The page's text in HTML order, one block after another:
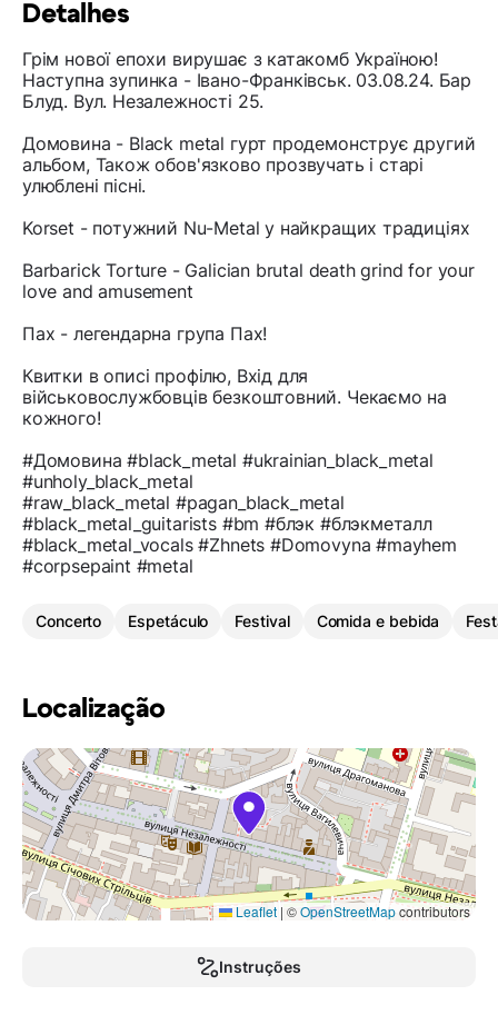
Detalhes
Грім нової епохи вирушає з катакомб Україною!
Наступна зупинка - Івано-Франківськ. 03.08.24. Бар
Блуд. Вул. Незалежності 25.
Домовина - Black metal гурт продемонструє другий
альбом, Також обов'язково прозвучать і старі
улюблені пісні.
Korset - потужний Nu-Metal у найкращих традиціях
Barbarick Torture - Galician brutal death grind for your
love and amusement
Пах - легендарна група Пах!
Квитки в описі профілю, Вхід для
військовослужбовців безкоштовний. Чекаємо на
кожного!
#Домовина #black_metal #ukrainian_black_metal
#unholy_black_metal
#raw_black_metal #pagan_black_metal
#black_metal_guitarists #bm #блэк #блэкметалл
#black_metal_vocals #Zhnets #Domovyna #mayhem
#corpsepaint #metal
Concerto Espetáculo Festival Comida e bebida
Localização
Leaflet | ©OpenStreetMapcontributors
Instruções